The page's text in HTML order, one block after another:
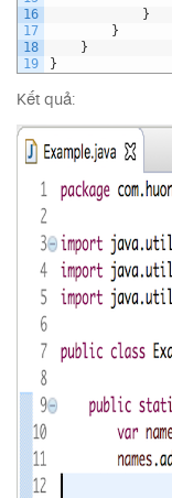
16
17
18
19
}
}
}
}
Kết quả: